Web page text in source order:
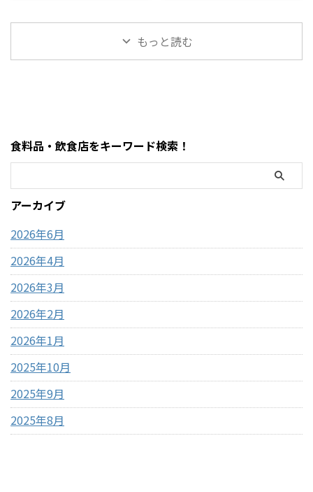
種類、価格、魅力、どんな人
におすすめなのかを、表やリ
ッシュレス（クレジットカー
ド中心）・現金が必要になる
大容量なのに価格が安く、気
になっている人も多い人気商品
2,200円前後・内容量は450gの
大容量・ピスタチオ×サクサ
「ドバイチョコ」がコスパよ
く買える・甘さ＋ナッツ＋食
ドバイ ...
すが、実はめちゃくちゃ簡単
に作れます。 この記事では、
500Wで約2分30秒〜3分30秒が
目安・「ポンポン音が止まる
前」が完成のタイミング・1袋
約59円でコスパ最強 コストコ
もっと読む
食料品・飲食店をキーワード検索！
アーカイブ
2026年6月
2026年4月
2026年3月
2026年2月
2026年1月
2025年10月
2025年9月
2025年8月